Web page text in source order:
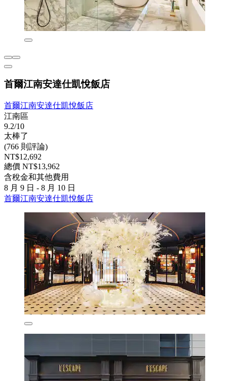
首爾江南安達仕凱悅飯店
首爾江南安達仕凱悅飯店
江南區
9.2/10
太棒了
(766 則評論)
NT$12,692
總價 NT$13,962
含稅金和其他費用
8 月 9 日 - 8 月 10 日
首爾江南安達仕凱悅飯店